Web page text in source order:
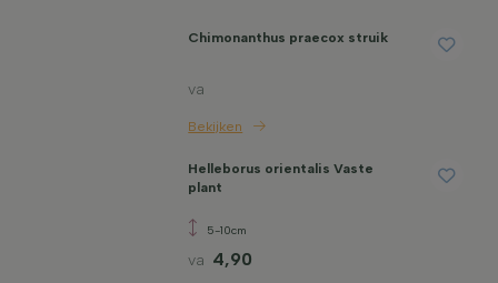
Chimonanthus praecox struik
va
Bekijken
Helleborus orientalis Vaste
plant
5-10cm
va 4,90